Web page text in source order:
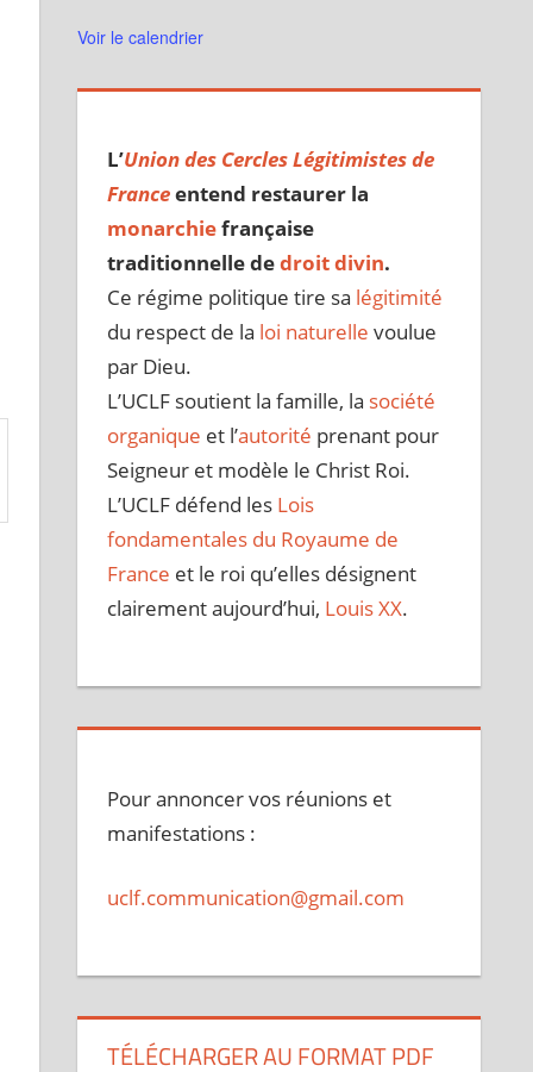
Voir le calendrier
L’Union des Cercles Légitimistes de
Franceentend restaurer la
monarchiefrançaise
traditionnelle dedroit divin.
Ce régime politique tire sa légitimité
du respect de la loi naturelle voulue
par Dieu.
L’UCLF soutient la famille, la société
organique et l’autorité prenant pour
Seigneur et modèle le Christ Roi.
L’UCLF défend les Lois
fondamentales du Royaume de
France et le roi qu’elles désignent
clairement aujourd’hui, Louis XX.
Pour annoncer vos réunions et
manifestations :
uclf.communication@gmail.com
TÉLÉCHARGER AU FORMAT PDF